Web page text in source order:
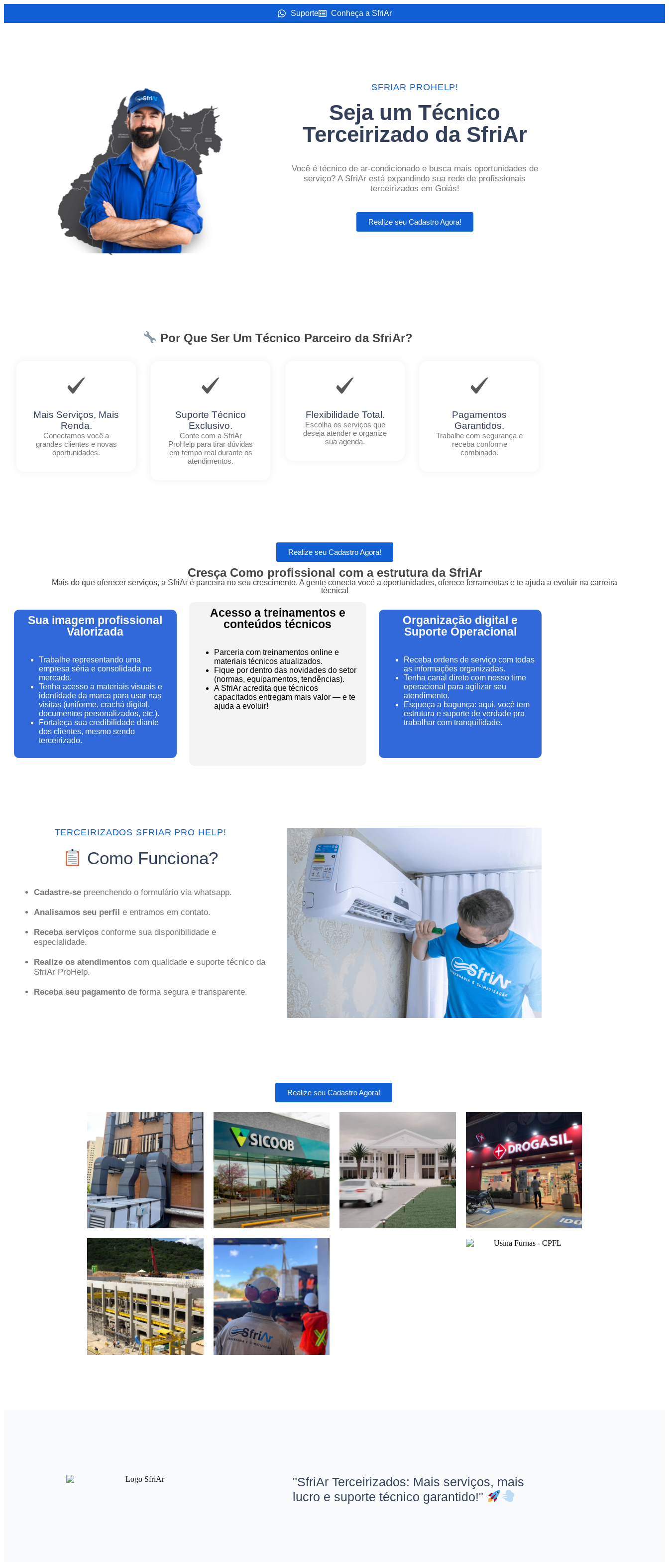
Suporte Conheça a SfriAr
SFRIAR PROHELP!
Seja um Técnico
Terceirizado da SfriAr
Você é técnico de ar-condicionado e busca mais oportunidades de
serviço? A SfriAr está expandindo sua rede de profissionais
terceirizados em Goiás!
Realize seu Cadastro Agora!
Por Que Ser Um Técnico Parceiro da SfriAr?
Mais Serviços, Mais
Renda.
Conectamos você a
grandes clientes e novas
oportunidades.
Suporte Técnico
Exclusivo.
Conte com a SfriAr
ProHelp para tirar dúvidas
em tempo real durante os
atendimentos.
Flexibilidade Total.
Escolha os serviços que
deseja atender e organize
sua agenda.
Pagamentos
Garantidos.
Trabalhe com segurança e
receba conforme
combinado.
Realize seu Cadastro Agora!
Cresça Como profissional com a estrutura da SfriAr
Mais do que oferecer serviços, a SfriAr é parceira no seu crescimento. A gente conecta você a oportunidades, oferece ferramentas e te ajuda a evoluir na carreira
técnica!
Sua imagem profissional
Valorizada
Trabalhe representando uma
empresa séria e consolidada no
mercado.
Tenha acesso a materiais visuais e
identidade da marca para usar nas
visitas (uniforme, crachá digital,
documentos personalizados, etc.).
Fortaleça sua credibilidade diante
dos clientes, mesmo sendo
terceirizado.
Acesso a treinamentos e
conteúdos técnicos
Parceria com treinamentos online e
materiais técnicos atualizados.
Fique por dentro das novidades do setor
(normas, equipamentos, tendências).
A SfriAr acredita que técnicos
capacitados entregam mais valor — e te
ajuda a evoluir!
Organização digital e
Suporte Operacional
Receba ordens de serviço com todas
as informações organizadas.
Tenha canal direto com nosso time
operacional para agilizar seu
atendimento.
Esqueça a bagunça: aqui, você tem
estrutura e suporte de verdade pra
trabalhar com tranquilidade.
TERCEIRIZADOS SFRIAR PRO HELP!
Como Funciona?
Cadastre-se preenchendo o formulário via whatsapp.
Analisamos seu perfil e entramos em contato.
Receba serviços conforme sua disponibilidade e
especialidade.
Realize os atendimentos com qualidade e suporte técnico da
SfriAr ProHelp.
Receba seu pagamento de forma segura e transparente.
Realize seu Cadastro Agora!
"SfriAr Terceirizados: Mais serviços, mais
lucro e suporte técnico garantido!"